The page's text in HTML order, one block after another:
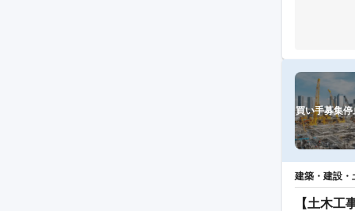
買い手募集停
建築・建設・
【土木工